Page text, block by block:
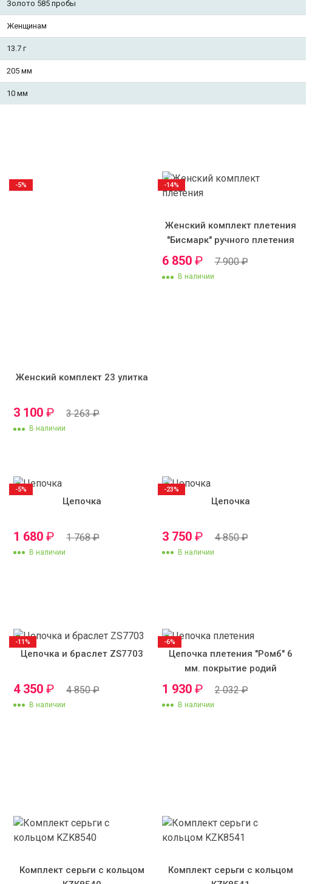
Золото 585 пробы
Женщинам
13.7 г
205 мм
10 мм
Женский комплект 23 улитка
3 100 ₽ 3 263₽
В наличии
-5%
Женский комплект плетения
"Бисмарк" ручного плетения
6 850 ₽ 7 900₽
В наличии
-14%
Цепочка
1 680 ₽ 1 768₽
В наличии
-5%
Цепочка
3 750 ₽ 4 850₽
В наличии
-23%
Цепочка и браслет ZS7703
4 350 ₽ 4 850₽
В наличии
-11%
Цепочка плетения "Ромб" 6
мм. покрытие родий
1 930 ₽ 2 032₽
В наличии
-6%
Комплект серьги с кольцом
Комплект серьги с кольцом